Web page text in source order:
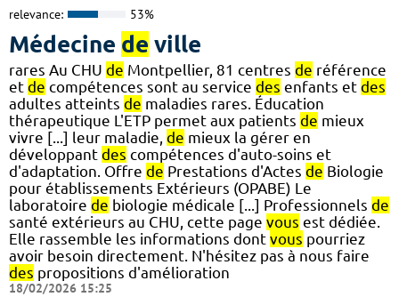
relevance: 53%
Médecine de ville
rares Au CHU de Montpellier, 81 centres de référence
et de compétences sont au service des enfants et des
adultes atteints de maladies rares. Éducation
thérapeutique L'ETP permet aux patients de mieux
vivre [...] leur maladie, de mieux la gérer en
développant des compétences d'auto-soins et
d'adaptation. Offre de Prestations d'Actes de Biologie
pour établissements Extérieurs (OPABE) Le
laboratoire de biologie médicale [...] Professionnels de
santé extérieurs au CHU, cette page vous est dédiée.
Elle rassemble les informations dont vous pourriez
avoir besoin directement. N'hésitez pas à nous faire
des propositions d'amélioration
18/02/2026 15:25